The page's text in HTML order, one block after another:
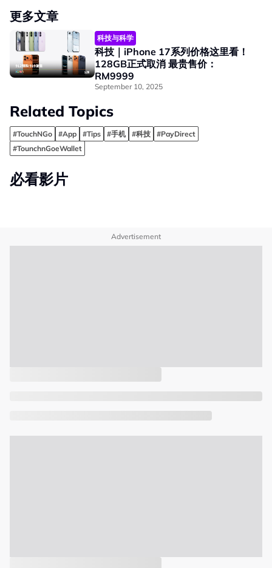
更多文章
科技与科学
科技｜iPhone 17系列价格这里看！
128GB正式取消 最贵售价：
RM9999
September 10, 2025
Related Topics
#TouchNGo #App #Tips #手机 #科技
#PayDirect
#TounchnGoeWallet
必看影片
Advertisement